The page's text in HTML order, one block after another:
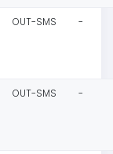
OUT-SMS -
OUT-SMS -